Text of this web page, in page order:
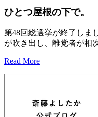
ひとつ屋根の下で。
第48回総選挙が終了しま
が吹き出し、離党者が相
Read More